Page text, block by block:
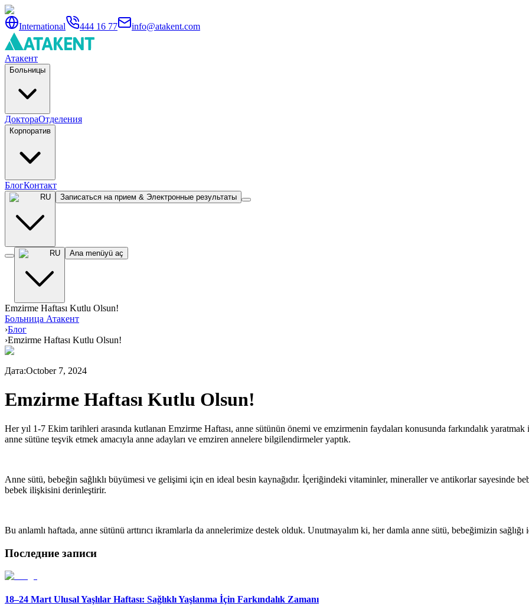
International 444 16 77 info@atakent.com
Атакент
Больницы
ДоктораОтделения
Корпоратив
БлогКонтакт
RU Записаться на прием & Электронные результаты
RU Ana menüyü aç
Emzirme Haftası Kutlu Olsun!
Больница Атакент
›Блог
›Emzirme Haftası Kutlu Olsun!
Дата:October 7, 2024
Emzirme Haftası Kutlu Olsun!
Her yıl 1-7 Ekim tarihleri arasında kutlanan Emzirme Haftası, anne sütünün önemi ve emzirmenin faydaları konusunda farkındalık
anne sütüne teşvik etmek amacıyla anne adayları ve emziren annelere bilgilendirmeler yaptık.
Anne sütü, bebeğin sağlıklı büyümesi ve gelişimi için en ideal besin kaynağıdır. İçeriğindeki vitaminler, mineraller ve antikorlar sayesinde
bebek ilişkisini derinleştirir.
Bu anlamlı haftada, anne sütünü arttırıcı ikramlarla da annelerimize destek olduk. Unutmayalım ki, her damla anne sütü, bebeğimizin
Последние записи
18–24 Mart Ulusal Yaşlılar Haftası: Sağlıklı Yaşlanma İçin Farkındalık Zamanı